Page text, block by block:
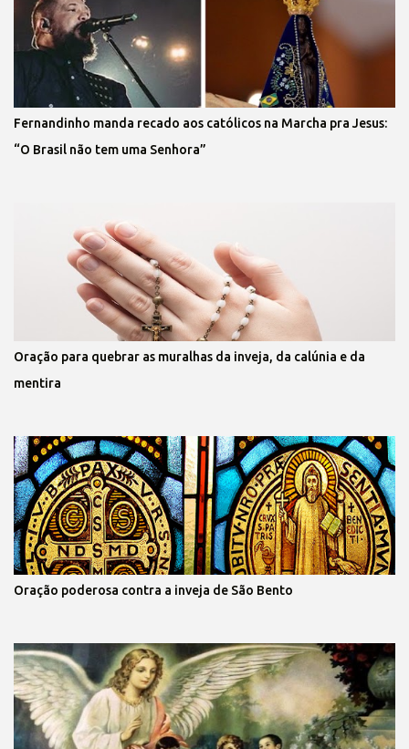
Fernandinho manda recado aos católicos na Marcha pra Jesus:
“O Brasil não tem uma Senhora”
Oração para quebrar as muralhas da inveja, da calúnia e da
mentira
Oração poderosa contra a inveja de São Bento